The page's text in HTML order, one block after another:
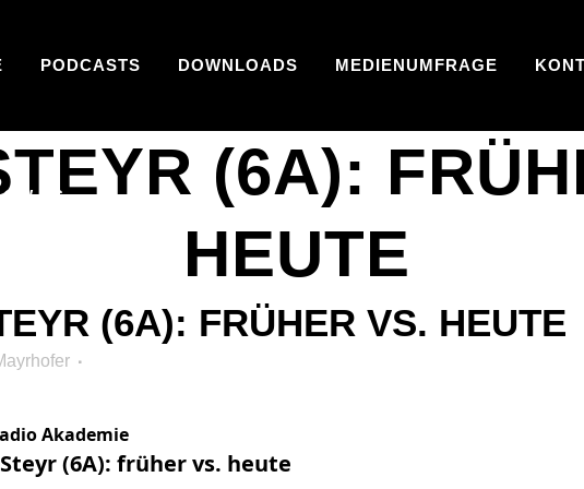
PODCASTS DOWNLOADS MEDIENUMFRAGE
US
(6A):
HEUTE
(6A): FRÜHER VS. HEUTE